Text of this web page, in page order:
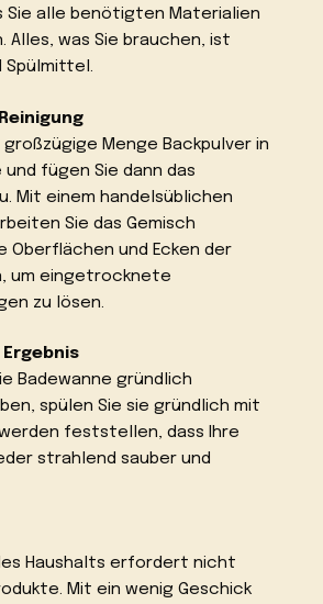
Sie alle benötigten Materialien
Alles, was Sie brauchen, ist
Spülmittel.
großzügige Menge Backpulver in
und fügen Sie dann das
Mit einem handelsüblichen
Sie das Gemisch
Oberflächen und Ecken der
um eingetrocknete
zu lösen.
Badewanne gründlich
spülen Sie sie gründlich mit
werden feststellen, dass Ihre
strahlend sauber und
Haushalts erfordert nicht
Mit ein wenig Geschick